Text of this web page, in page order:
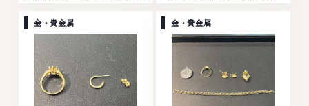
した。■地域買取No.1へ挑戦金
プラチナ ダイヤモンド ブランド
品 ブランド衣類...
ンド ブランド品 ブランド衣類 お
酒買取りのことなら、お任せくだ
さいなかでも金・...
金・貴金属 金・貴金属